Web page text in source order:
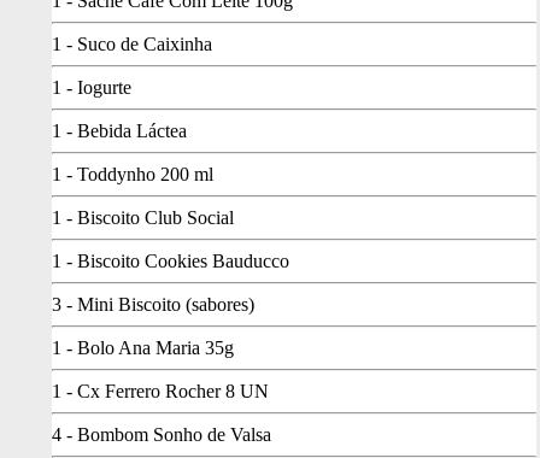
1 - Suco de Caixinha
1 - Iogurte
1 - Bebida Láctea
1 - Toddynho 200 ml
1 - Biscoito Club Social
1 - Biscoito Cookies Bauducco
3 - Mini Biscoito (sabores)
1 - Bolo Ana Maria 35g
1 - Cx Ferrero Rocher 8 UN
4 - Bombom Sonho de Valsa